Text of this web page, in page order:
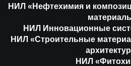
НИЛ «Нефтехимия и
НИЛ Инновационные
НИЛ «Строительные
НИЛ